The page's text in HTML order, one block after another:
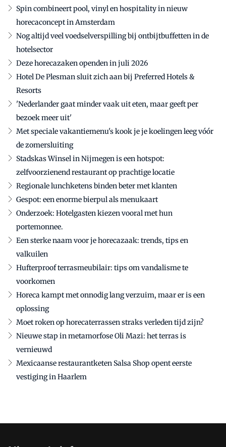
Spin combineert pool, vinyl en hospitality in nieuw
horecaconcept in Amsterdam
Nog altijd veel voedselverspilling bij ontbijtbuffetten in de
hotelsector
Deze horecazaken openden in juli 2026
Hotel De Plesman sluit zich aan bij Preferred Hotels &
Resorts
'Nederlander gaat minder vaak uit eten, maar geeft per
bezoek meer uit'
Met speciale vakantiemenu's kook je je koelingen leeg vóór
de zomersluiting
Stadskas Winsel in Nijmegen is een hotspot:
zelfvoorzienend restaurant op prachtige locatie
Regionale lunchketens binden beter met klanten
Gespot: een enorme bierpul als menukaart
Onderzoek: Hotelgasten kiezen vooral met hun
portemonnee.
Een sterke naam voor je horecazaak: trends, tips en
valkuilen
Hufterproof terrasmeubilair: tips om vandalisme te
voorkomen
Horeca kampt met onnodig lang verzuim, maar er is een
oplossing
Moet roken op horecaterrassen straks verleden tijd zijn?
Nieuwe stap in metamorfose Oli Mazi: het terras is
vernieuwd
Mexicaanse restaurantketen Salsa Shop opent eerste
vestiging in Haarlem